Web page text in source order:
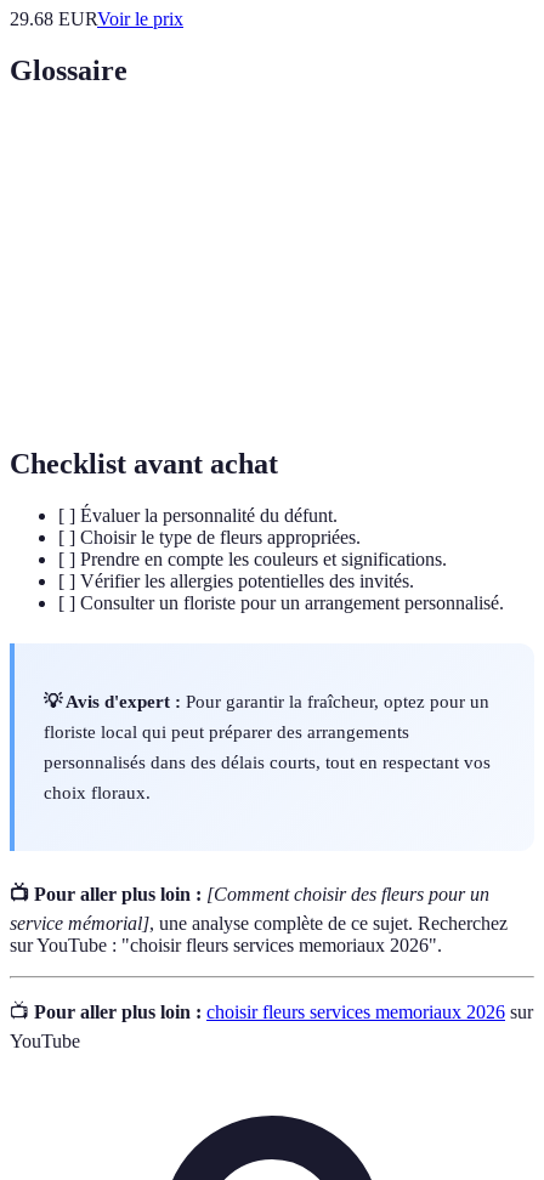
29.68 EURVoir le prix
Glossaire
Checklist avant achat
[ ] Évaluer la personnalité du défunt.
[ ] Choisir le type de fleurs appropriées.
[ ] Prendre en compte les couleurs et significations.
[ ] Vérifier les allergies potentielles des invités.
[ ] Consulter un floriste pour un arrangement personnalisé.
💡 Avis d'expert : Pour garantir la fraîcheur, optez pour un
floriste local qui peut préparer des arrangements
personnalisés dans des délais courts, tout en respectant vos
choix floraux.
📺 Pour aller plus loin : [Comment choisir des fleurs pour un
service mémorial], une analyse complète de ce sujet. Recherchez
sur YouTube : "choisir fleurs services memoriaux 2026".
📺 Pour aller plus loin : choisir fleurs services memoriaux 2026 sur
YouTube